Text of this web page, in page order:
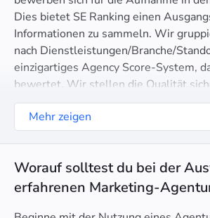
Dies bietet SE Ranking einen
Informationen zu sammeln. Wir
nach Dienstleistungen/Branche/
einzigartiges Agency Score-System,
bewertet. Wir stellen die Qualität
über den Website-Traffic
bewerten wir die Agenturen
SEO Gesundheit, Domain-Vertrauen
Mehr zeigen
Worauf solltest du bei der
erfahrenen Marketing-